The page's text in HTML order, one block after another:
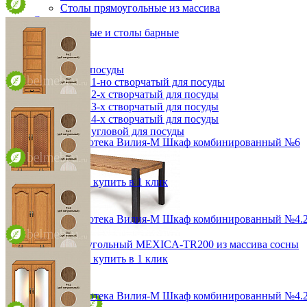
Столы прямоугольные из массива
Стулья
Стулья барные и столы барные
Сундуки
Табуреты
Шкафы для посуды
Шкаф 1-но створчатый для посуды
Шкаф 2-х створчатый для посуды
Шкаф 3-х створчатый для посуды
Шкаф 4-х створчатый для посуды
Шкаф угловой для посуды
Стол прямоугольный MEXICA-TR200 из массива сосны
28 634 ₽
31 816 ₽
В корзину
Модульная библиотека Вилия-М Шкаф комбинированный №6
от 39 996 ₽
48,2х190х36,8 см
В корзину
Быстро купить в 1 клик
Модульная библиотека Вилия-М Шкаф комбинированный
от 84 576 ₽
96,4х190х36,8 см
В корзину
Быстро купить в 1 клик
Модульная библиотека Вилия-М Шкаф комбинированный